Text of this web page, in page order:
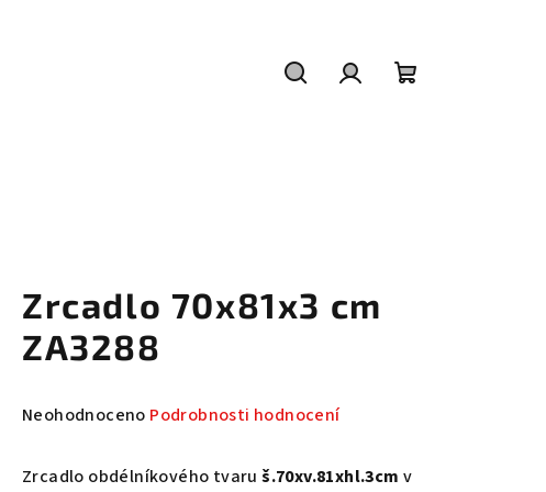
Zrcadlo 70x81x3 cm
ZA3288
Průměrné
produktu
Neohodnoceno Podrobnosti hodnocení
Zrcadlo obdélníkového tvaruš.70xv.81xhl.3cmv